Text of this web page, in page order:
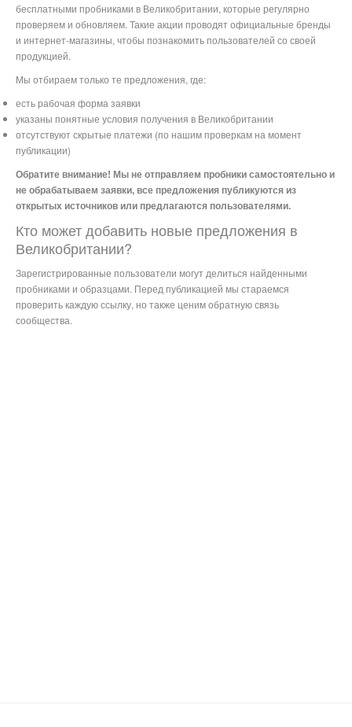
бесплатными пробниками в Великобритании, которые регулярно
проверяем и обновляем. Такие акции проводят официальные бренды
и интернет-магазины, чтобы познакомить пользователей со своей
продукцией.
Мы отбираем только те предложения, где:
есть рабочая форма заявки
указаны понятные условия получения в Великобритании
отсутствуют скрытые платежи (по нашим проверкам на момент
публикации)
Обратите внимание! Мы не отправляем пробники самостоятельно и
не обрабатываем заявки, все предложения публикуются из
открытых источников или предлагаются пользователями.
Кто может добавить новые предложения в
Великобритании?
Зарегистрированные пользователи могут делиться найденными
пробниками и образцами. Перед публикацией мы стараемся
проверить каждую ссылку, но также ценим обратную связь
сообщества.